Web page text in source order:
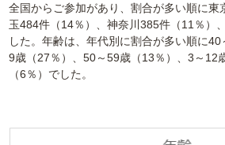
全国からご参加があり、割合が多い順に東
玉484件（14％）、神奈川385件（11％）
した。年齢は、年代別に割合が多い順に
9歳（27％）、50～59歳（13％）、3～12
（6％）でした。